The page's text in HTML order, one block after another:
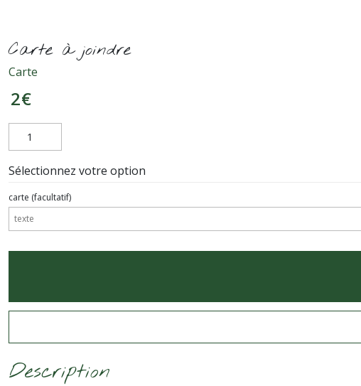
Carte à joindre
Carte
2€
Sélectionnez votre option
carte (facultatif)
Description